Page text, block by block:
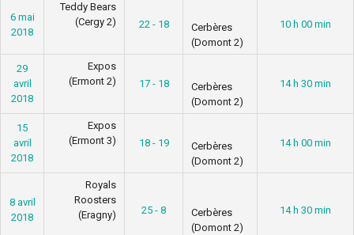
6 mai
2018
Teddy Bears
(Cergy 2)
22 - 18
Cerbères
(Domont 2)
10 h 00 min
29
avril
2018
Expos
(Ermont 2)
17 - 18
Cerbères
(Domont 2)
14 h 30 min
15
avril
2018
Expos
(Ermont 3)
18 - 19
Cerbères
(Domont 2)
14 h 00 min
8 avril
2018
Royals
Roosters
(Eragny)
25 - 8
Cerbères
(Domont 2)
14 h 30 min